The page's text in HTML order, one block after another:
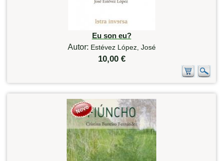
Eu son eu?
Autor: Estévez López, José
10,00 €